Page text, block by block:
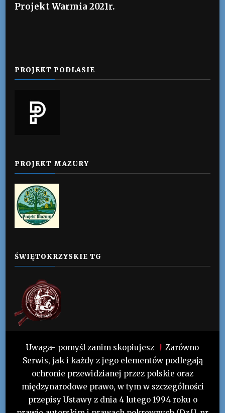
Projekt Warmia 2021r.
PROJEKT PODLASIE
PROJEKT MAZURY
ŚWIĘTOKRZYSKIE TG
Uwaga- pomyśl zanim skopiujesz
Zarówno
Serwis, jak i każdy z jego elementów podlegają
ochronie przewidzianej przez polskie oraz
międzynarodowe prawo, w tym w szczególności
przepisy Ustawy z dnia 4 lutego 1994 roku o